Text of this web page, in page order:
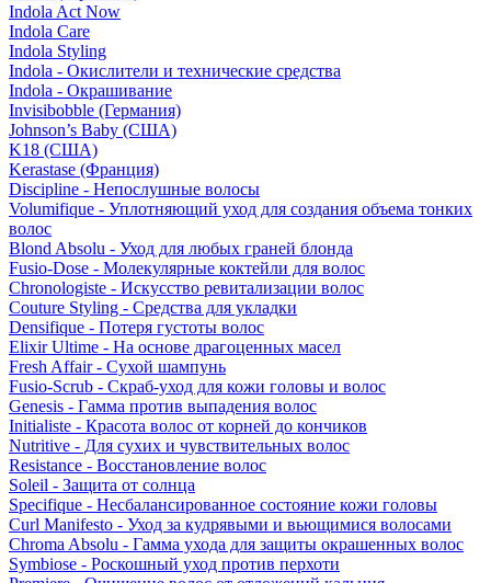
Indola Act Now
Indola Care
Indola Styling
Indola - Окислители и технические средства
Indola - Окрашивание
Invisibobble (Германия)
Johnson’s Baby (США)
K18 (США)
Kerastase (Франция)
Discipline - Непослушные волосы
Volumifique - Уплотняющий уход для создания объема тонких
волос
Blond Absolu - Уход для любых граней блонда
Fusio-Dose - Молекулярные коктейли для волос
Chronologiste - Искусство ревитализации волос
Couture Styling - Средства для укладки
Densifique - Потеря густоты волос
Elixir Ultime - На основе драгоценных масел
Fresh Affair - Сухой шампунь
Fusio-Scrub - Скраб-уход для кожи головы и волос
Genesis - Гамма против выпадения волос
Initialiste - Красота волос от корней до кончиков
Nutritive - Для сухих и чувствительных волос
Resistance - Восстановление волос
Soleil - Защита от солнца
Specifique - Несбалансированное состояние кожи головы
Curl Manifesto - Уход за кудрявыми и вьющимися волосами
Chroma Absolu - Гамма ухода для защиты окрашенных волос
Symbiose - Роскошный уход против перхоти